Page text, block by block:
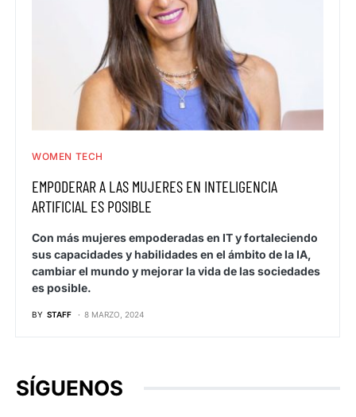
WOMEN TECH
EMPODERAR A LAS MUJERES EN INTELIGENCIA
ARTIFICIAL ES POSIBLE
Con más mujeres empoderadas en IT y fortaleciendo
sus capacidades y habilidades en el ámbito de la IA,
cambiar el mundo y mejorar la vida de las sociedades
es posible.
BY STAFF 8 MARZO, 2024
SÍGUENOS